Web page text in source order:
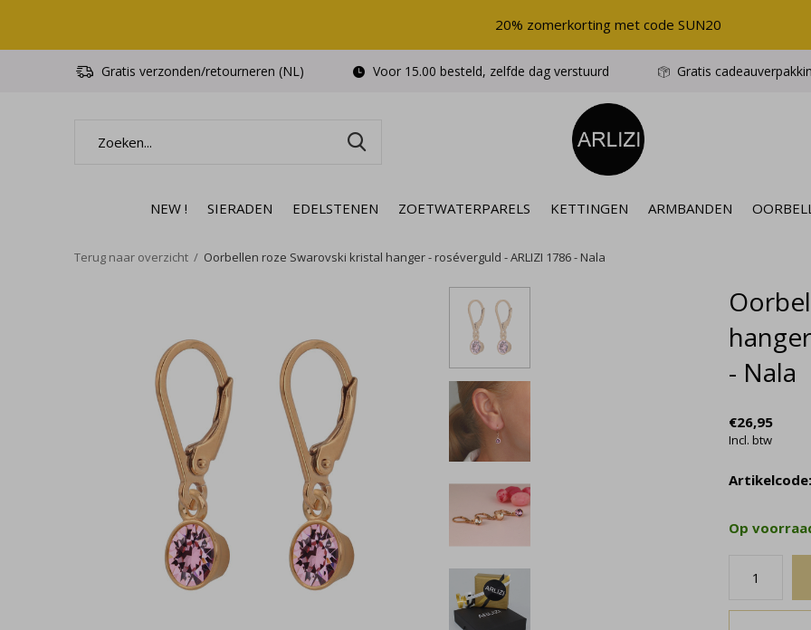
NEW ! SIERADEN EDELSTENEN ZOETWATERPARELS KETTINGEN ARMBANDEN
Gratis verzonden/retourneren (NL) Voor 15.00 besteld, zelfde dag verstuurd Gratis
20% zomerkorting met code SUN20
Terug naar overzicht Oorbellen roze Swarovski kristal hanger - roséverguld - ARLIZI 1786 - Nala
- Nala
€26,95
Incl. btw
Artikelcode:
Op